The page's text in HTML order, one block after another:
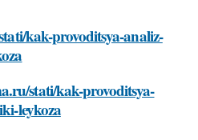
kak-provoditsya-analiz-
stati/kak-provoditsya-
leykoza